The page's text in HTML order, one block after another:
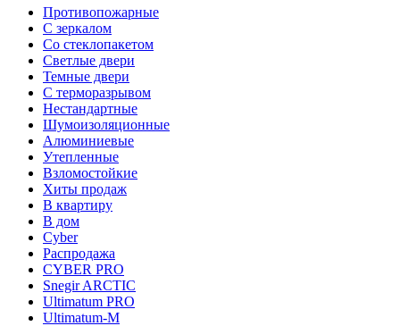
Противопожарные
С зеркалом
Со стеклопакетом
Светлые двери
Темные двери
С терморазрывом
Нестандартные
Шумоизоляционные
Алюминиевые
Утепленные
Взломостойкие
Хиты продаж
В квартиру
В дом
Cyber
Распродажа
CYBER PRO
Snegir ARCTIC
Ultimatum PRO
Ultimatum-M